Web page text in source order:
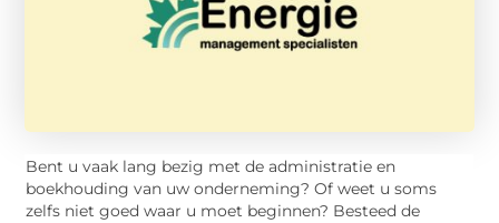
Bent u vaak lang bezig met de administratie en
boekhouding van uw onderneming? Of weet u soms
zelfs niet goed waar u moet beginnen? Besteed de